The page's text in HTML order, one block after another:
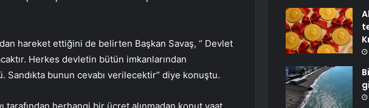
hareket ettiğini de belirten Başkan Savaş, “ Devlet
Herkes devletin bütün imkanlarından
Sandıkta bunun cevabı verilecektir” diye konuştu.